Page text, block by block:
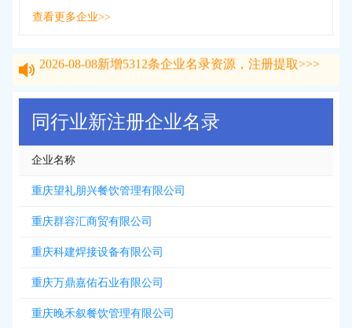
查看更多企业>>
2026-08-08新增5312 条企业名录资源，注册提取>>>
同行业新注册企业名录
企业名称
重庆望礼朋兴餐饮管理有限公司
重庆群容汇商贸有限公司
重庆科建焊接设备有限公司
重庆万鼎嘉佑石业有限公司
重庆晚禾叙餐饮管理有限公司